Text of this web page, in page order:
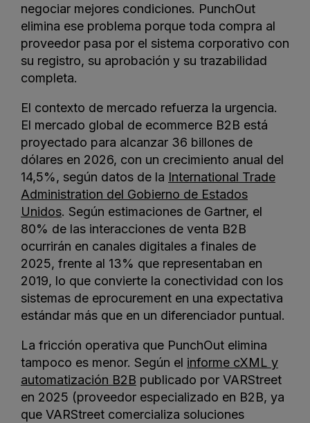
negociar mejores condiciones. PunchOut
elimina ese problema porque toda compra al
proveedor pasa por el sistema corporativo con
su registro, su aprobación y su trazabilidad
completa.
El contexto de mercado refuerza la urgencia.
El mercado global de ecommerce B2B está
proyectado para alcanzar 36 billones de
dólares en 2026, con un crecimiento anual del
14,5%, según datos de la International Trade
Administration del Gobierno de Estados
Unidos. Según estimaciones de Gartner, el
80% de las interacciones de venta B2B
ocurrirán en canales digitales a finales de
2025, frente al 13% que representaban en
2019, lo que convierte la conectividad con los
sistemas de eprocurement en una expectativa
estándar más que en un diferenciador puntual.
La fricción operativa que PunchOut elimina
tampoco es menor. Según el informe cXML y
automatización B2B publicado por VARStreet
en 2025 (proveedor especializado en B2B, ya
que VARStreet comercializa soluciones